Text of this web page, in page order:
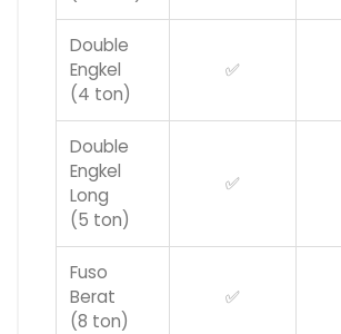
Double
Engkel
(4 ton)
✅
Double
Engkel
Long
(5 ton)
✅
Fuso
Berat
(8 ton)
✅